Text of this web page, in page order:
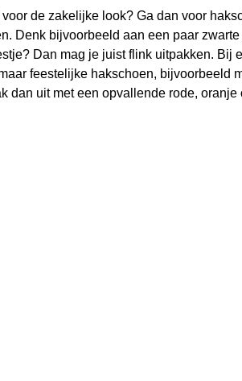
de zakelijke look? Ga dan voor
Denk bijvoorbeeld aan een paar
Dan mag je juist flink uitpakken. Bij
feestelijke hakschoen, bijvoorbeeld
dan uit met een opvallende rode,